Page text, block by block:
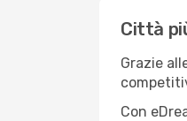
Città
Grazie
Con